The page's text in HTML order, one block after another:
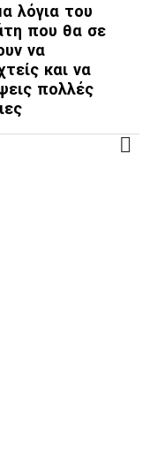
λόγια του
που θα σε
να
και να
πολλές